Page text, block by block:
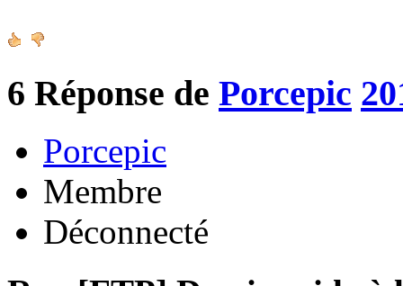
6 Réponse de Porcepic
Porcepic
Membre
Déconnecté